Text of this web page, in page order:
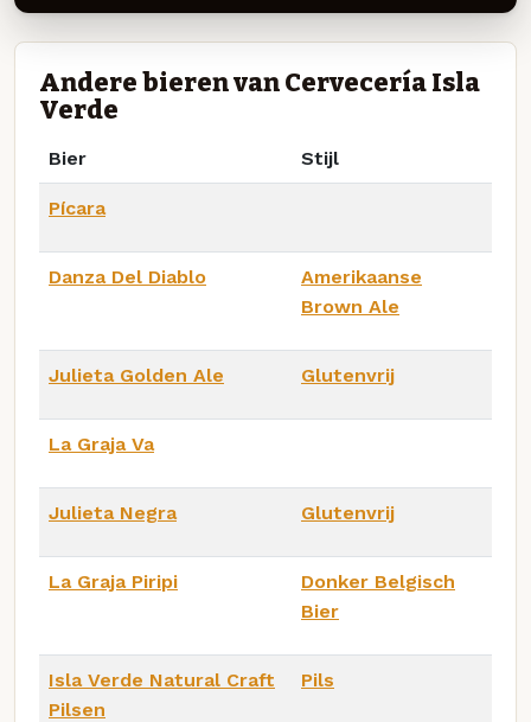
Andere bieren van Cervecería Isla
Verde
Bier Stijl
Pícara
Danza Del Diablo
Amerikaanse
Brown Ale
Julieta Golden Ale Glutenvrij
La Graja Va
Julieta Negra Glutenvrij
La Graja Piripi
Donker Belgisch
Bier
Isla Verde Natural Craft
Pilsen
Pils